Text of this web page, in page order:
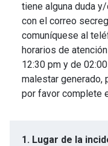
tiene alguna duda
con el correo
comuníquese al
horarios de
12:30 pm y de
malestar generado,
por favor complete
1. Lugar de la